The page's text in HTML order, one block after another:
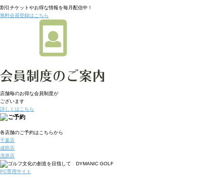
割引チケットやお得な情報を毎月配信中！
無料会員登録はこちら
店舗毎のお得な会員制度が
ございます
詳しくはこちら
各店舗のご予約はこちらから
千葉店
成田店
茂原店
PC専用サイト